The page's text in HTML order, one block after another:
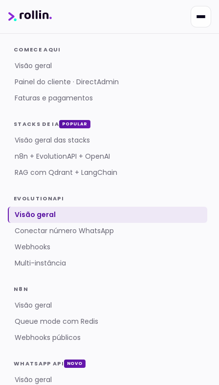
COMECE AQUI
Visão geral
Painel do cliente · DirectAdmin
Faturas e pagamentos
STACKS DE IA POPULAR
Visão geral das stacks
n8n + EvolutionAPI + OpenAI
RAG com Qdrant + LangChain
EVOLUTIONAPI
Visão geral
Conectar número WhatsApp
Webhooks
Multi-instância
N8N
Visão geral
Queue mode com Redis
Webhooks públicos
WHATSAPP API NOVO
Visão geral
Nikko
Online · Suporte | Rollin